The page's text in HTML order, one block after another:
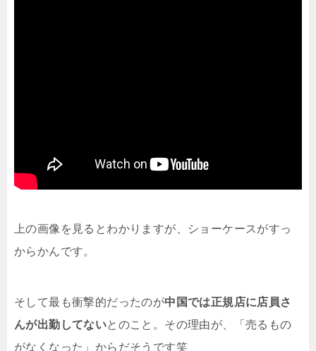
上の画像を見るとわかりますが、ショーケースがすっ
からかんです。
そして最も衝撃的だったのが中国では正規店に店員さ
んが出勤してないとのこと。その理由が、「売るもの
がなくなった」からだそうです笑